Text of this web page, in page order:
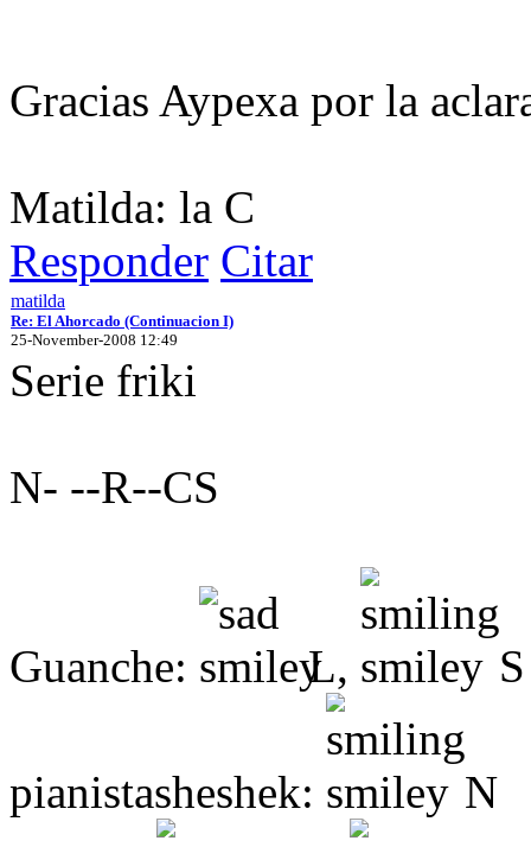
Gracias Aypexa por la
Matilda: la C
Responder Citar
matilda
Re: El Ahorcado (Continuacion I)
25-November-2008 12:49
Serie friki
N- --R--CS
Guanche: L, S
pianistasheshek: N